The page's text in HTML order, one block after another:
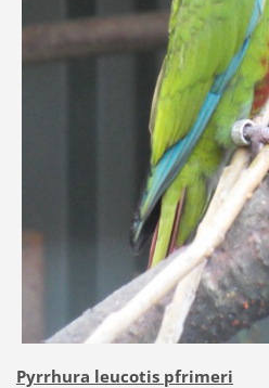
Pyrrhura leucotis pfrimeri